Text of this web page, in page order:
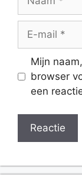
Website
Mijn
browser
een